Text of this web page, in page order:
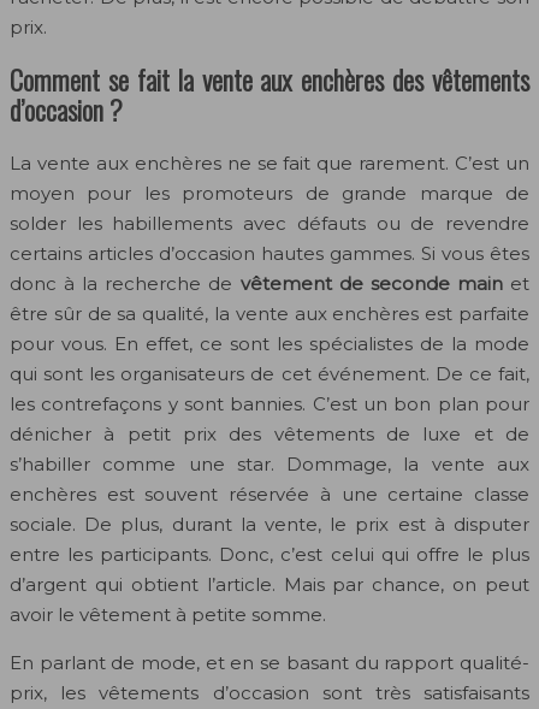
prix.
Comment se fait la vente aux enchères des vêtements
d’occasion ?
La vente aux enchères ne se fait que rarement. C’est un
moyen pour les promoteurs de grande marque de
solder les habillements avec défauts ou de revendre
certains articles d’occasion hautes gammes. Si vous êtes
donc à la recherche de vêtement de seconde mainet
être sûr de sa qualité, la vente aux enchères est parfaite
pour vous. En effet, ce sont les spécialistes de la mode
qui sont les organisateurs de cet événement. De ce fait,
les contrefaçons y sont bannies. C’est un bon plan pour
dénicher à petit prix des vêtements de luxe et de
s’habiller comme une star. Dommage, la vente aux
enchères est souvent réservée à une certaine classe
sociale. De plus, durant la vente, le prix est à disputer
entre les participants. Donc, c’est celui qui offre le plus
d’argent qui obtient l’article. Mais par chance, on peut
avoir le vêtement à petite somme.
En parlant de mode, et en se basant du rapport qualité-
prix, les vêtements d’occasion sont très satisfaisants